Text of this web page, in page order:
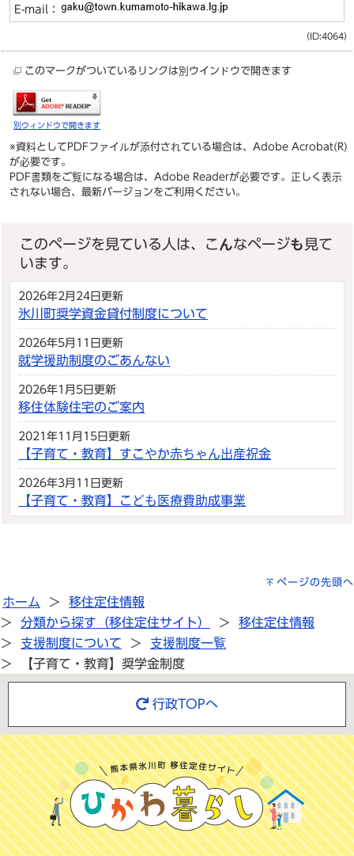
E-mail：
（ID:4064）
このマークがついているリンクは別ウインドウで開きます
別ウィンドウで開きます
※資料としてPDFファイルが添付されている場合は、Adobe Acrobat(R)
が必要です。
PDF書類をご覧になる場合は、Adobe Readerが必要です。正しく表示
されない場合、最新バージョンをご利用ください。
このページを見ている人は、こんなページも見て
います。
2026年2月24日更新
氷川町奨学資金貸付制度について
2026年5月11日更新
就学援助制度のごあんない
2026年1月5日更新
移住体験住宅のご案内
2021年11月15日更新
【子育て・教育】すこやか赤ちゃん出産祝金
2026年3月11日更新
【子育て・教育】こども医療費助成事業
ページの先頭へ
ホーム
移住定住情報
分類から探す（移住定住サイト）
移住定住情報
支援制度について
支援制度一覧
【子育て・教育】奨学金制度
行政TOPへ